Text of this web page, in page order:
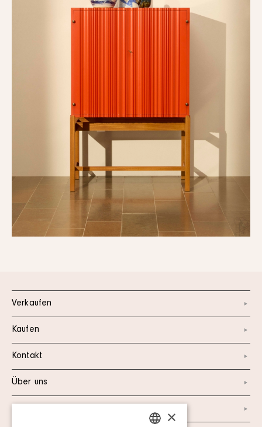
Verkaufen
Kaufen
Kontakt
Über uns
×